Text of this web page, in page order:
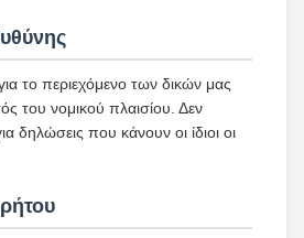
το περιεχόμενο των δικών μας
του νομικού πλαισίου. Δεν
δηλώσεις που κάνουν οι ίδιοι οι